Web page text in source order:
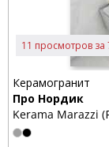
11 просмотров за
Керамогранит
Про Нордик
Kerama Marazzi